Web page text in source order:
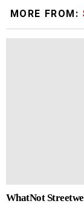
MORE FROM:
WhatNot